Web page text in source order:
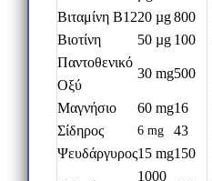
Βιταμίνη B1220 µg800
Βιοτίνη
50 µg 100
Παντοθενικό
Οξύ
30 mg500
Μαγνήσιο 60 mg16
Σίδηρος
6 mg
43
Ψευδάργυρος15 mg150
1000